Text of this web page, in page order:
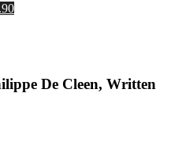
De Cleen, Written